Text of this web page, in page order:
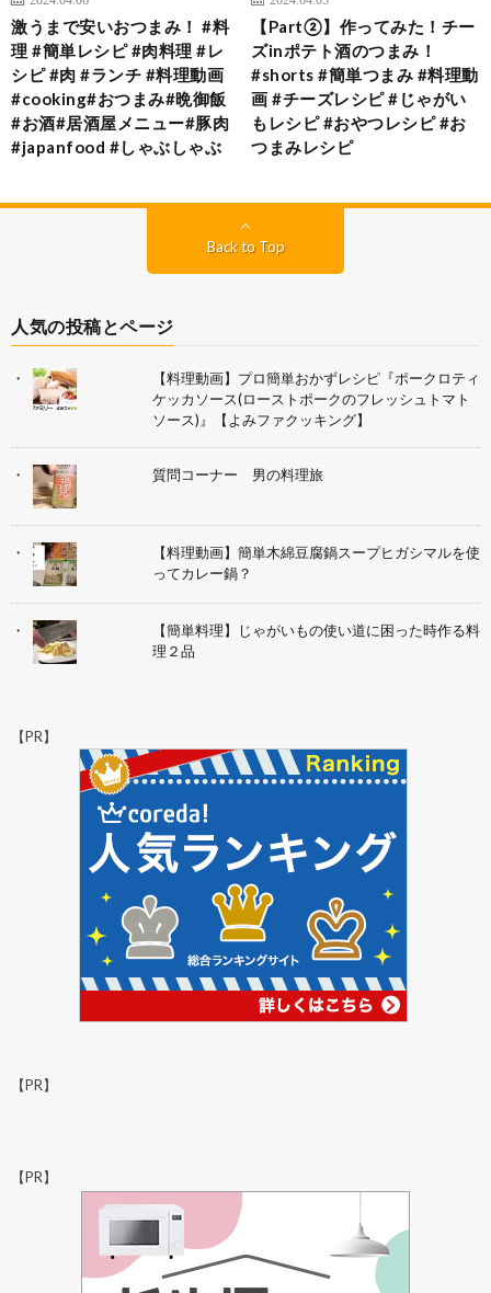
激うまで安いおつまみ！ #料
理 #簡単レシピ #肉料理 #レ
シピ #肉 #ランチ #料理動画
#cooking#おつまみ#晩御飯
#お酒#居酒屋メニュー#豚肉
#japanfood #しゃぶしゃぶ
【Part②】作ってみた！チー
ズinポテト酒のつまみ！
#shorts #簡単つまみ #料理動
画 #チーズレシピ #じゃがい
もレシピ #おやつレシピ #お
つまみレシピ
Back to Top
人気の投稿とページ
【料理動画】プロ簡単おかずレシピ『ポークロティ
ケッカソース(ローストポークのフレッシュトマト
ソース)』【よみファクッキング】
質問コーナー 男の料理旅
【料理動画】簡単木綿豆腐鍋スープヒガシマルを使
ってカレー鍋？
【簡単料理】じゃがいもの使い道に困った時作る料
理２品
【PR】
【PR】
【PR】